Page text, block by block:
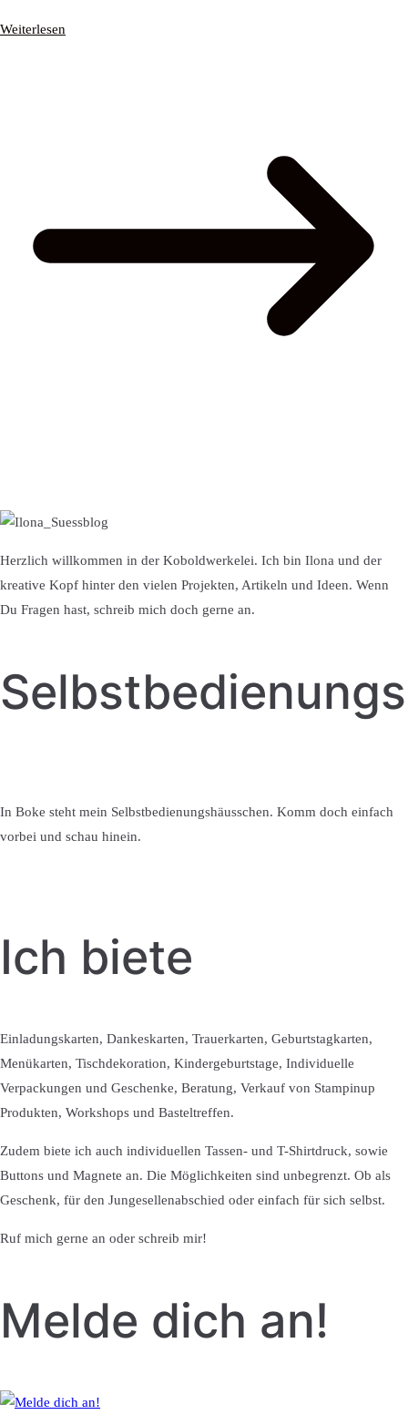
Weiterlesen
Herzlich willkommen in der Koboldwerkelei. Ich bin Ilona und der
kreative Kopf hinter den vielen Projekten, Artikeln und Ideen. Wenn
Du Fragen hast, schreib mich doch gerne an.
In Boke steht mein Selbstbedienungshäusschen. Komm doch einfach
vorbei und schau hinein.
Ich biete
Einladungskarten, Dankeskarten, Trauerkarten, Geburtstagkarten,
Menükarten, Tischdekoration, Kindergeburtstage, Individuelle
Verpackungen und Geschenke, Beratung, Verkauf von Stampinup
Produkten, Workshops und Basteltreffen.
Zudem biete ich auch individuellen Tassen- und T-Shirtdruck, sowie
Buttons und Magnete an. Die Möglichkeiten sind unbegrenzt. Ob als
Geschenk, für den Jungesellenabschied oder einfach für sich selbst.
Ruf mich gerne an oder schreib mir!
Melde dich an!